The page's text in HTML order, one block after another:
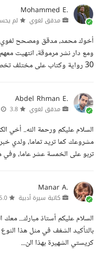
Mohammed E.
مدقق لغوي لم
أخوك محمد، مدقق ومصحح
ومع دار نشر مرموقة، انتهيت
30 رواية وكتاب على مختلف تخصصاتهم وتصنيف...
Abdel Rhman E.
مدقق لغوي
السلام عليكم ورحمة الله.. أخي
مشروعك كما تريد تماما، ولدي
تربو على الخمسة عشر عاما، وفي
Manar A.
كاتبة سيرة أدبية
السلام عليكم أستاذ مبارك... معك
بالتأكيد الشغف في مثل هذا النوع
كريستي الشهيرة بهذا الن...